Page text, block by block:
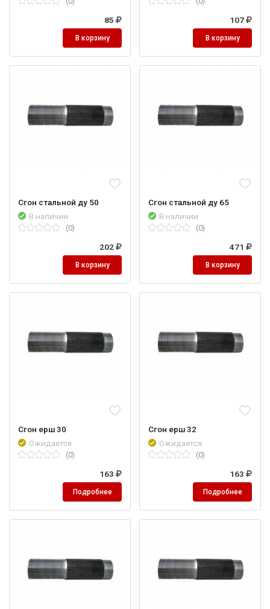
85
В корзину
107
В корзину
Сгон стальной ду 50
В наличии
(0)
202
В корзину
Сгон стальной ду 65
В наличии
(0)
471
В корзину
Сгон ерш 30
Ожидается
(0)
163
Подробнее
Сгон ерш 32
Ожидается
(0)
163
Подробнее